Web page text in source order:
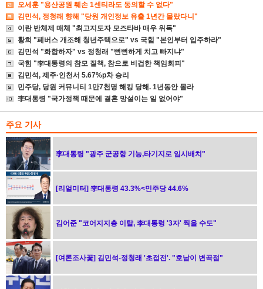
오세훈 "용산공원 훼손 1센티라도 동의할 수 없다"
김민석, 정청래 향해 "당원 개인정보 유출 1년간 몰랐다니"
이란 반체제 매체 "최고지도자 모즈타바 매우 위독"
황희 "폐버스 개조해 청년주택으로" vs 국힘 "본인부터 입주하라"
김민석 "화합하자" vs 정청래 "뻔뻔하게 치고 빠지냐"
국힘 "李대통령의 참모 질책, 참으로 비겁한 책임회피"
김민석, 제주·인천서 5.67%p차 승리
민주당, 당원 커뮤니티 1만7천명 해킹 당해. 1년동안 몰라
李대통령 "국가정책 때문에 결혼 망설이는 일 없어야"
주요 기사
李대통령 "광주 군공항 기능,타기지로 임시배치"
[리얼미터] 李대통령 43.3%<민주당 44.6%
김어준 "코어지지층 이탈, 李대통령 '3자' 찍을 수도"
[여론조사꽃] 김민석-정청래 '초접전'. "호남이 변곡점"